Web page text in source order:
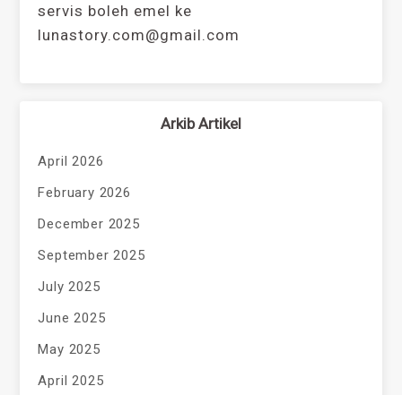
servis boleh emel ke
lunastory.com@gmail.com
Arkib Artikel
April 2026
February 2026
December 2025
September 2025
July 2025
June 2025
May 2025
April 2025